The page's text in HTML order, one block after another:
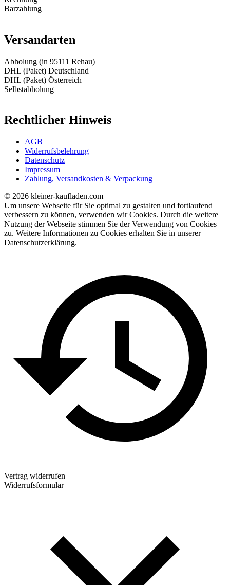
Barzahlung
Versandarten
Abholung (in 95111 Rehau)
DHL (Paket) Deutschland
DHL (Paket) Österreich
Selbstabholung
Rechtlicher Hinweis
AGB
Widerrufsbelehrung
Datenschutz
Impressum
Zahlung, Versandkosten & Verpackung
© 2026 kleiner-kaufladen.com
Um unsere Webseite für Sie optimal zu gestalten und fortlaufend
verbessern zu können, verwenden wir Cookies. Durch die weitere
Nutzung der Webseite stimmen Sie der Verwendung von Cookies
zu. Weitere Informationen zu Cookies erhalten Sie in unserer
Datenschutzerklärung.
Vertrag widerrufen
Widerrufsformular